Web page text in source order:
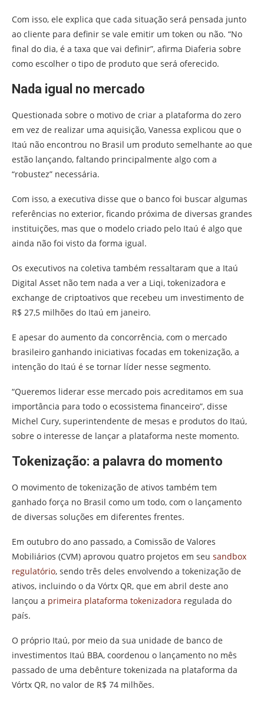
Com isso, ele explica que cada situação será pensada junto
ao cliente para definir se vale emitir um token ou não. “No
final do dia, é a taxa que vai definir”, afirma Diaferia sobre
como escolher o tipo de produto que será oferecido.
Nada igual no mercado
Questionada sobre o motivo de criar a plataforma do zero
em vez de realizar uma aquisição, Vanessa explicou que o
Itaú não encontrou no Brasil um produto semelhante ao que
estão lançando, faltando principalmente algo com a
“robustez” necessária.
Com isso, a executiva disse que o banco foi buscar algumas
referências no exterior, ficando próxima de diversas grandes
instituições, mas que o modelo criado pelo Itaú é algo que
ainda não foi visto da forma igual.
Os executivos na coletiva também ressaltaram que a Itaú
Digital Asset não tem nada a ver a Liqi, tokenizadora e
exchange de criptoativos que recebeu um investimento de
R$ 27,5 milhões do Itaú em janeiro.
E apesar do aumento da concorrência, com o mercado
brasileiro ganhando iniciativas focadas em tokenização, a
intenção do Itaú é se tornar líder nesse segmento.
“Queremos liderar esse mercado pois acreditamos em sua
importância para todo o ecossistema financeiro”, disse
Michel Cury, superintendente de mesas e produtos do Itaú,
sobre o interesse de lançar a plataforma neste momento.
Tokenização: a palavra do momento
O movimento de tokenização de ativos também tem
ganhado força no Brasil como um todo, com o lançamento
de diversas soluções em diferentes frentes.
Em outubro do ano passado, a Comissão de Valores
Mobiliários (CVM) aprovou quatro projetos em seu sandbox
regulatório, sendo três deles envolvendo a tokenização de
ativos, incluindo o da Vórtx QR, que em abril deste ano
lançou a primeira plataforma tokenizadora regulada do
país.
O próprio Itaú, por meio da sua unidade de banco de
investimentos Itaú BBA, coordenou o lançamento no mês
passado de uma debênture tokenizada na plataforma da
Vórtx QR, no valor de R$ 74 milhões.